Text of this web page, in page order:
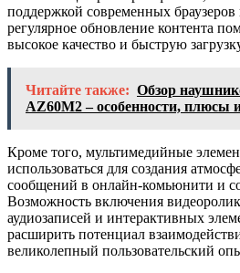
поддержкой современных браузеров
регулярное обновление контента
высокое качество и быструю
Читайте также: Обзор
AZ60M2 – особенности, плюсы
Кроме того, мультимедийные
использоваться для создания
сообщений в онлайн-комьюнити и
Возможность включения
аудиозаписей и интерактивных
расширить потенциал
великолепный пользовательский